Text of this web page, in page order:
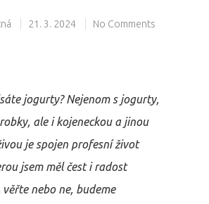
21. 3. 2024 No Comments
jogurty? Nejenom s jogurty,
ale i kojeneckou a jinou
je spojen profesní život
jsem měl čest i radost
nebo ne, budeme